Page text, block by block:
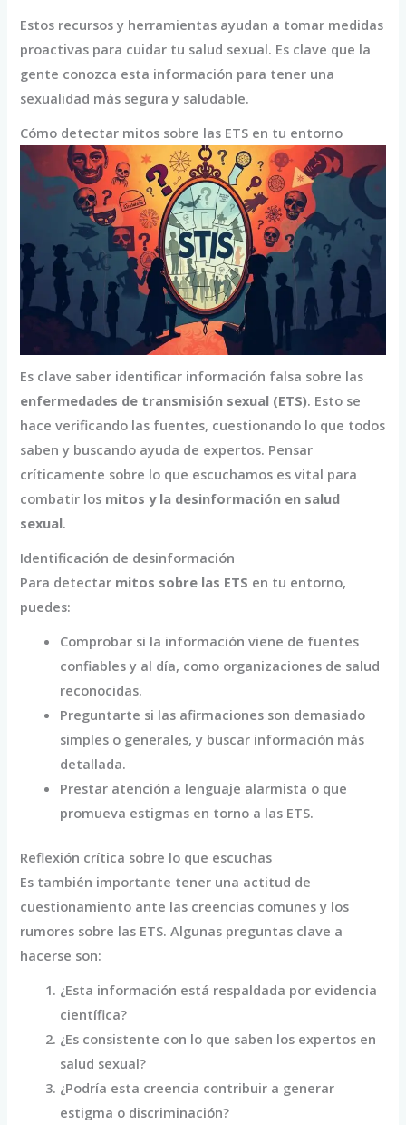
Estos recursos y herramientas ayudan a tomar medidas
proactivas para cuidar tu salud sexual. Es clave que la
gente conozca esta información para tener una
sexualidad más segura y saludable.
Cómo detectar mitos sobre las ETS en tu entorno
Es clave saber identificar información falsa sobre las
enfermedades de transmisión sexual (ETS). Esto se
hace verificando las fuentes, cuestionando lo que todos
saben y buscando ayuda de expertos. Pensar
críticamente sobre lo que escuchamos es vital para
combatir los mitos y la desinformación en salud
sexual.
Identificación de desinformación
Para detectar mitos sobre las ETS en tu entorno,
puedes:
Comprobar si la información viene de fuentes
confiables y al día, como organizaciones de salud
reconocidas.
Preguntarte si las afirmaciones son demasiado
simples o generales, y buscar información más
detallada.
Prestar atención a lenguaje alarmista o que
promueva estigmas en torno a las ETS.
Reflexión crítica sobre lo que escuchas
Es también importante tener una actitud de
cuestionamiento ante las creencias comunes y los
rumores sobre las ETS. Algunas preguntas clave a
hacerse son:
¿Esta información está respaldada por evidencia
científica?
¿Es consistente con lo que saben los expertos en
salud sexual?
¿Podría esta creencia contribuir a generar
estigma o discriminación?